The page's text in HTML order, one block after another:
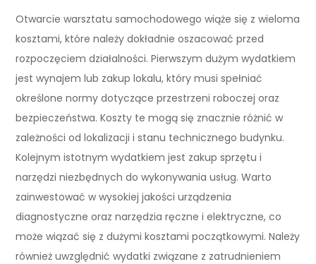
Otwarcie warsztatu samochodowego wiąże się z wieloma
kosztami, które należy dokładnie oszacować przed
rozpoczęciem działalności. Pierwszym dużym wydatkiem
jest wynajem lub zakup lokalu, który musi spełniać
określone normy dotyczące przestrzeni roboczej oraz
bezpieczeństwa. Koszty te mogą się znacznie różnić w
zależności od lokalizacji i stanu technicznego budynku.
Kolejnym istotnym wydatkiem jest zakup sprzętu i
narzędzi niezbędnych do wykonywania usług. Warto
zainwestować w wysokiej jakości urządzenia
diagnostyczne oraz narzędzia ręczne i elektryczne, co
może wiązać się z dużymi kosztami początkowymi. Należy
również uwzględnić wydatki związane z zatrudnieniem